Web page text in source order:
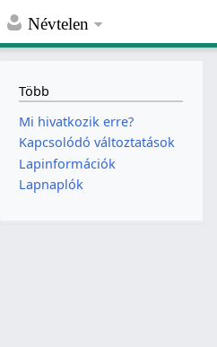
Névtelen
Több
Mi hivatkozik erre?
Kapcsolódó változtatások
Lapinformációk
Lapnaplók